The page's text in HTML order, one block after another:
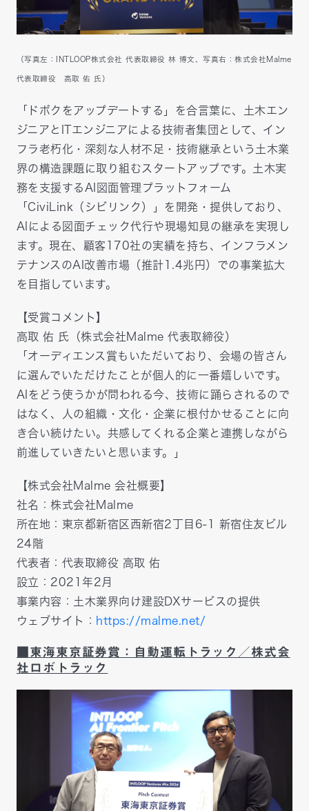
（写真左：INTLOOP株式会社 代表取締役 林 博文、写真右：株式会社Malme
代表取締役 高取 佑 氏）
「ドボクをアップデートする」を合言葉に、土木エン
ジニアとITエンジニアによる技術者集団として、イン
フラ老朽化・深刻な人材不足・技術継承という土木業
界の構造課題に取り組むスタートアップです。土木実
務を支援するAI図面管理プラットフォーム
「CiviLink（シビリンク）」を開発・提供しており、
AIによる図面チェック代行や現場知見の継承を実現し
ます。現在、顧客170社の実績を持ち、インフラメン
テナンスのAI改善市場（推計1.4兆円）での事業拡大
を目指しています。
【受賞コメント】
高取 佑 氏（株式会社Malme 代表取締役）
「オーディエンス賞もいただいており、会場の皆さん
に選んでいただけたことが個人的に一番嬉しいです。
AIをどう使うかが問われる今、技術に踊らされるので
はなく、人の組織・文化・企業に根付かせることに向
き合い続けたい。共感してくれる企業と連携しながら
前進していきたいと思います。」
【株式会社Malme 会社概要】
社名：株式会社Malme
所在地：東京都新宿区西新宿2丁目6-1 新宿住友ビル
24階
代表者：代表取締役 高取 佑
設立：2021年2月
事業内容：土木業界向け建設DXサービスの提供
ウェブサイト： https://malme.net/
■東海東京証券賞：自動運転トラック／株式会
社ロボトラック